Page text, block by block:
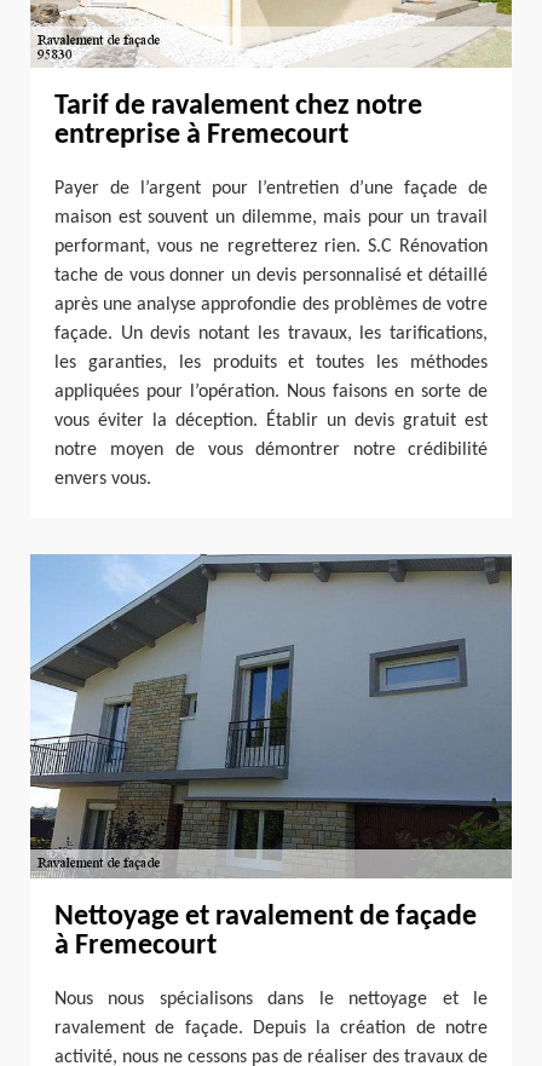
Tarif de ravalement chez notre
entreprise à Fremecourt
Payer de l’argent pour l’entretien d’une façade de
maison est souvent un dilemme, mais pour un travail
performant, vous ne regretterez rien. S.C Rénovation
tache de vous donner un devis personnalisé et détaillé
après une analyse approfondie des problèmes de votre
façade. Un devis notant les travaux, les tarifications,
les garanties, les produits et toutes les méthodes
appliquées pour l’opération. Nous faisons en sorte de
vous éviter la déception. Établir un devis gratuit est
notre moyen de vous démontrer notre crédibilité
envers vous.
Nettoyage et ravalement de façade
à Fremecourt
Nous nous spécialisons dans le nettoyage et le
ravalement de façade. Depuis la création de notre
activité, nous ne cessons pas de réaliser des travaux de